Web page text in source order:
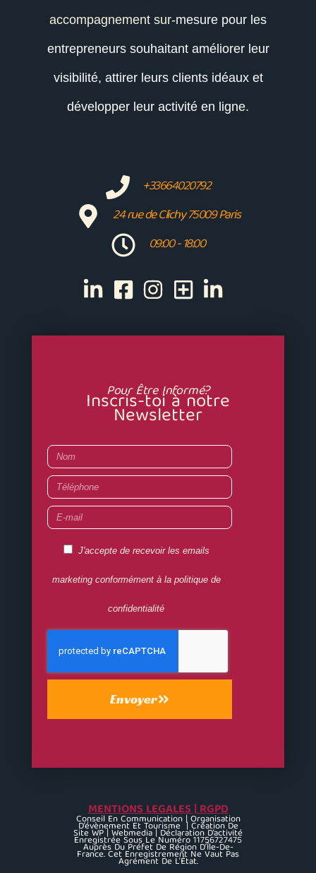
accompagnement sur-mesure pour les
entrepreneurs souhaitant améliorer leur
visibilité, attirer leurs clients idéaux et
développer leur activité en ligne.
+33664020792
24 rue de Clichy 75009 Paris
09:00 - 18:00
Pour Être Informé?
Inscris-toi à notre
Newsletter
Nom
Téléphone
E-
mail
RGPD
OK
J'accepte de recevoir les emails
marketing conformément à la politique de
confidentialité
Envoyer
MENTIONS LEGALES | RGPD
Conseil En Communication | Organisation
D’évènement Et Tourisme | Création De
Site WP | Webmedia | Déclaration D’activité
Enregistrée Sous Le Numéro 11756727475
Auprès Du Préfet De Région D’Île-De-
France. Cet Enregistrement Ne Vaut Pas
Agrément De L’État.